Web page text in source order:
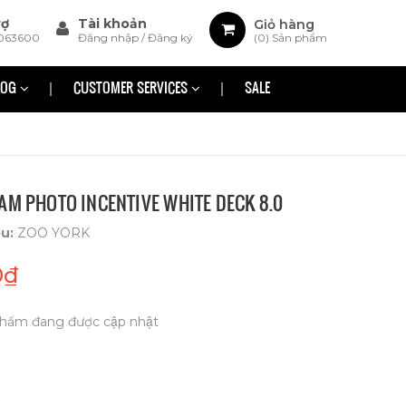
Giỏ hàng
(0) Sản phẩm
Tài khoản
Đăng nhập /Đăng ký
CUSTOMER SERVICES SALE
PHOTO INCENTIVE WHITE DECK 8.0
ZOO YORK
đang được cập nhật